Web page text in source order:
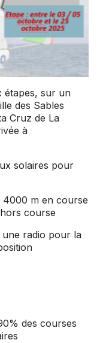
étapes, sur un
des Sables
Cruz de La
à
solaires pour
4000 m en course
course
une radio pour la
des courses